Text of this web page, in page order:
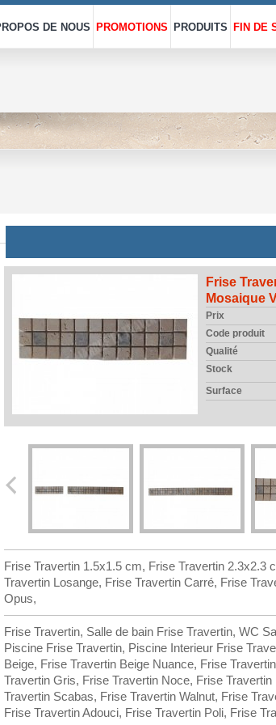
DE NOUS PROMOTIONS PRODUITS FIN DE
Frise
Mosaique
Prix
Code produit
Qualité
Stock
Surface
Frise Travertin 1.5x1.5 cm, Frise Travertin
Travertin Losange, Frise Travertin Carré, Frise
Opus,
Frise Travertin, Salle de bain Frise Travertin, WC
Piscine Frise Travertin, Piscine Interieur Frise
Beige, Frise Travertin Beige Nuance, Frise
Travertin Gris, Frise Travertin Noce, Frise
Travertin Scabas, Frise Travertin Walnut, Frise
Frise Travertin Adouci, Frise Travertin Poli, Frise